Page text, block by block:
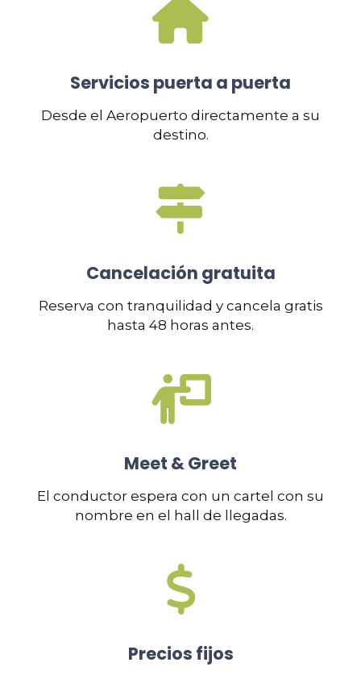
Servicios puerta a puerta
Desde el Aeropuerto directamente a su
destino.
Cancelación gratuita
Reserva con tranquilidad y cancela gratis
hasta 48 horas antes.
Meet & Greet
El conductor espera con un cartel con su
nombre en el hall de llegadas.
Precios fijos